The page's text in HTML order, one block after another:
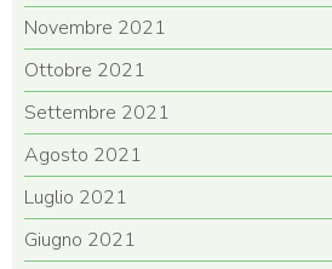
Novembre 2021
Ottobre 2021
Settembre 2021
Agosto 2021
Luglio 2021
Giugno 2021